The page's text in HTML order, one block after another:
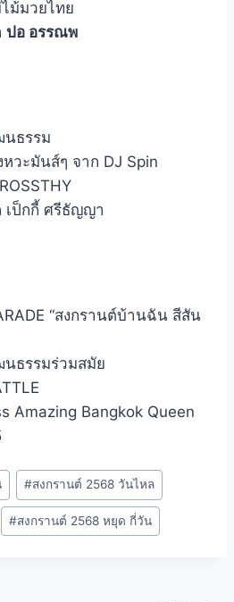
ม้มวยไทย
ปอ อรรณพ
นธรรม
วะมันส์ๆ จาก DJ Spin
เป็กกี้ ศรีธัญญา
“สงกรานต์บ้านฉัน สีสัน
ธรรมร่วมสมัย
Amazing Bangkok Queen
#สงกรานต์ 2568 วันไหล
#สงกรานต์ 2568 หยุด กี่วัน